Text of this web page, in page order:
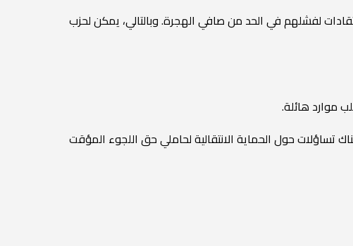
لفشلهم في الحد من صافي الهجرة. وبالتالي، يمكن لحزب
موارد هائلة.
تساؤلات حول الحماية الانتقالية لحاملي حق اللجوء المؤقت